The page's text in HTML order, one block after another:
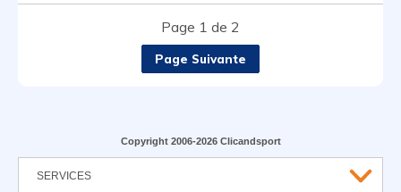
Page 1 de 2
Page Suivante
Copyright 2006-2026 Clicandsport
SERVICES